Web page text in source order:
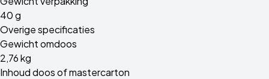
40 g
Overige specificaties
Gewicht omdoos
2,76 kg
Inhoud doos of mastercarton